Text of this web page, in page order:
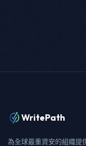
WritePath
為全球最重資安的組織提